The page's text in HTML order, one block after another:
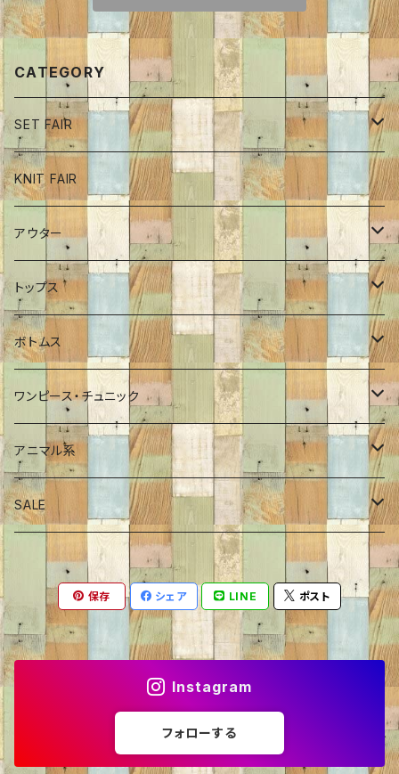
CATEGORY
SET FAIR
ボトム
インナーカットソー
ワンピース
チュニック
Tシャツ
シャツ
プルオーバー
カーディガン
KNIT FAIR
アウター
ブルゾン
コート
ポンチョ
ジャケット
トップス
ロンT
インナーカットソー
プルオーバー
Tシャツ
シャツ・ブラウス
ニット・セーター
トレーナー
ボトムス
パンツ
スカート
ワンピース・チュニック
ワンピース
チュニック
アニマル系
恐竜
ねこ
SALE
70％OFF
60％OFF
50％OFF
保存 シェア LINE ポスト
Instagram
フォローする